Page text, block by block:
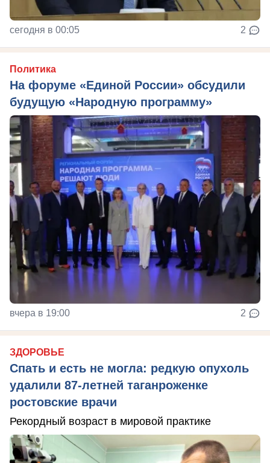
сегодня в 00:05 2
Политика
На форуме «Единой России» обсудили
будущую «Народную программу»
вчера в 19:00 2
ЗДОРОВЬЕ
Спать и есть не могла: редкую опухоль
удалили 87-летней таганроженке
ростовские врачи
Рекордный возраст в мировой практике